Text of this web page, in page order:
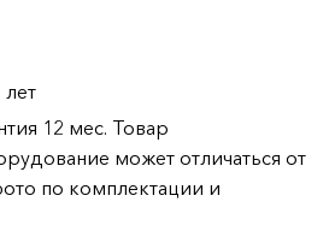
лет
12 мес. Товар
может отличаться от
по комплектации и